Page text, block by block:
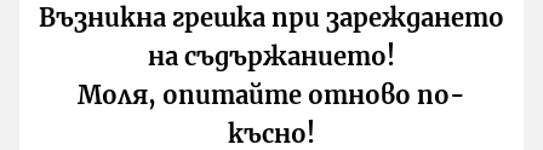
Възникна грешка при зареждането
на съдържанието!
Моля, опитайте отново по-
късно!